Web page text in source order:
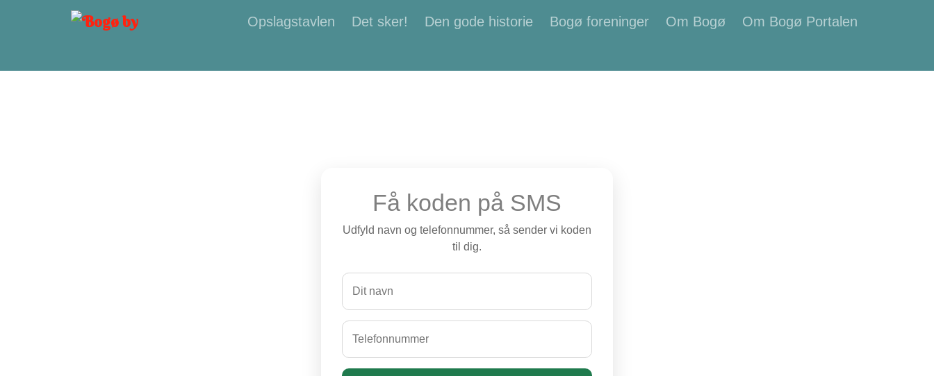
Opslagstavlen Det sker! Den gode historie Bogø foreninger Om Bogø Om Bogø Portalen
Få koden på SMS
Udfyld navn og telefonnummer, så sender vi koden
til dig.